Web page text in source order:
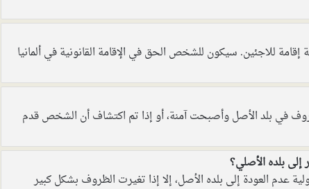
للاجئين. سيكون للشخص الحق في الإقامة القانونية في ألمانيا
في بلد الأصل وأصبحت آمنة، أو إذا تم اكتشاف أن الشخص قدم
بلده الأصلي؟
العودة إلى بلده الأصل، إلا إذا تغيرت الظروف بشكل كبير